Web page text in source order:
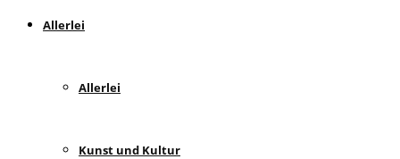
Allerlei
Allerlei
Kunst und Kultur